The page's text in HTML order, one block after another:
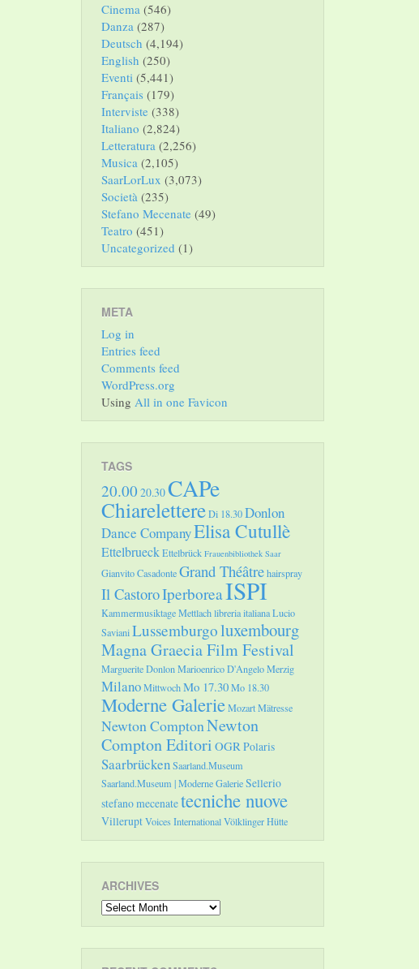
Cinema (546)
Danza (287)
Deutsch (4,194)
English (250)
Eventi (5,441)
Français (179)
Interviste (338)
Italiano (2,824)
Letteratura (2,256)
Musica (2,105)
SaarLorLux (3,073)
Società (235)
Stefano Mecenate (49)
Teatro (451)
Uncategorized (1)
META
Log in
Entries feed
Comments feed
WordPress.org
Using All in one Favicon
TAGS
20.00 20.30CAPe
ChiarelettereDi 18.30Donlon
Dance CompanyElisa Cutullè
EttelbrueckEttelbrück Frauenbibliothek Saar
Gianvito CasadonteGrand Théâtrehairspray
Il CastoroIperboreaISPI
Kammermusiktage Mettlachlibreria italianaLucio
SavianiLussemburgoluxembourg
Magna Graecia Film Festival
Marguerite DonlonMarioenrico D'AngeloMerzig
MilanoMittwochMo 17.30Mo 18.30
Moderne GalerieMozartMätresse
Newton ComptonNewton
Compton Editori OGRPolaris
SaarbrückenSaarland.Museum
Saarland.Museum | Moderne GalerieSellerio
stefano mecenatetecniche nuove
VilleruptVoices InternationalVölklinger Hütte
ARCHIVES
Archives